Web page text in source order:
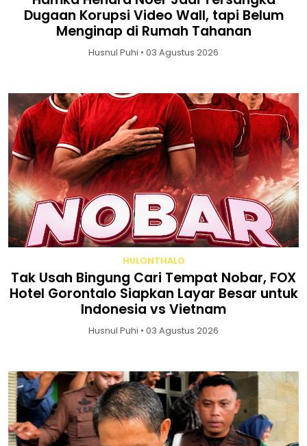
Dugaan Korupsi Video Wall, tapi Belum
Menginap di Rumah Tahanan
Husnul Puhi • 03 Agustus 2026
HULONTHALO
Tak Usah Bingung Cari Tempat Nobar, FOX
Hotel Gorontalo Siapkan Layar Besar untuk
Indonesia vs Vietnam
Husnul Puhi • 03 Agustus 2026